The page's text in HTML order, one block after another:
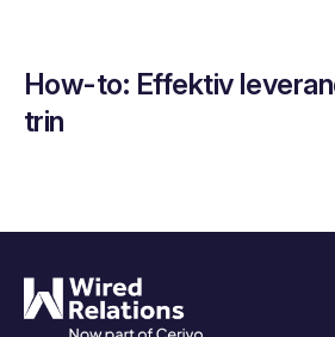
How-to: Effektiv
trin